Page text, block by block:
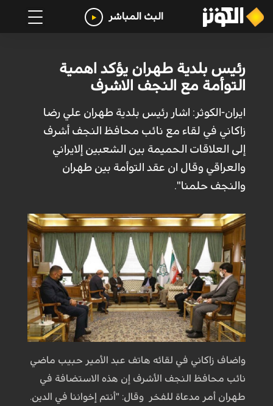
البث المباشر
رئيس بلدية طهران يؤكد اهمية
التوأمة مع النجف الاشرف
ايران-الكوثر: اشار رئيس بلدية طهران علي رضا
زاكاني في لقاء مع نائب محافظ النجف أشرف
إلى العلاقات الحميمة بين الشعبين إلايراني
والعراقي وقال ان عقد التوأمة بين طهران
والنجف حلمنا".
واضاف زاكاني في لقائه هاتف عبد الأمير حبيب ماضي
نائب محافظ النجف الأشرف إن هذه الاستضافة في
طهران أمر مدعاة للفخر وقال: "أنتم إخواننا في الدين.